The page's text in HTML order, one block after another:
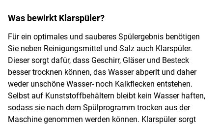
Was bewirkt Klarspüler?
Für ein optimales und sauberes Spülergebnis benötigen
Sie neben Reinigungsmittel und Salz auch Klarspüler.
Dieser sorgt dafür, dass Geschirr, Gläser und Besteck
besser trocknen können, das Wasser abperlt und daher
weder unschöne Wasser- noch Kalkflecken entstehen.
Selbst auf Kunststoffbehältern bleibt kein Wasser haften,
sodass sie nach dem Spülprogramm trocken aus der
Maschine genommen werden können. Klarspüler sorgt